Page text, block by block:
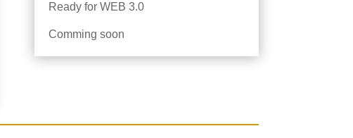
Ready for WEB 3.0
Comming soon